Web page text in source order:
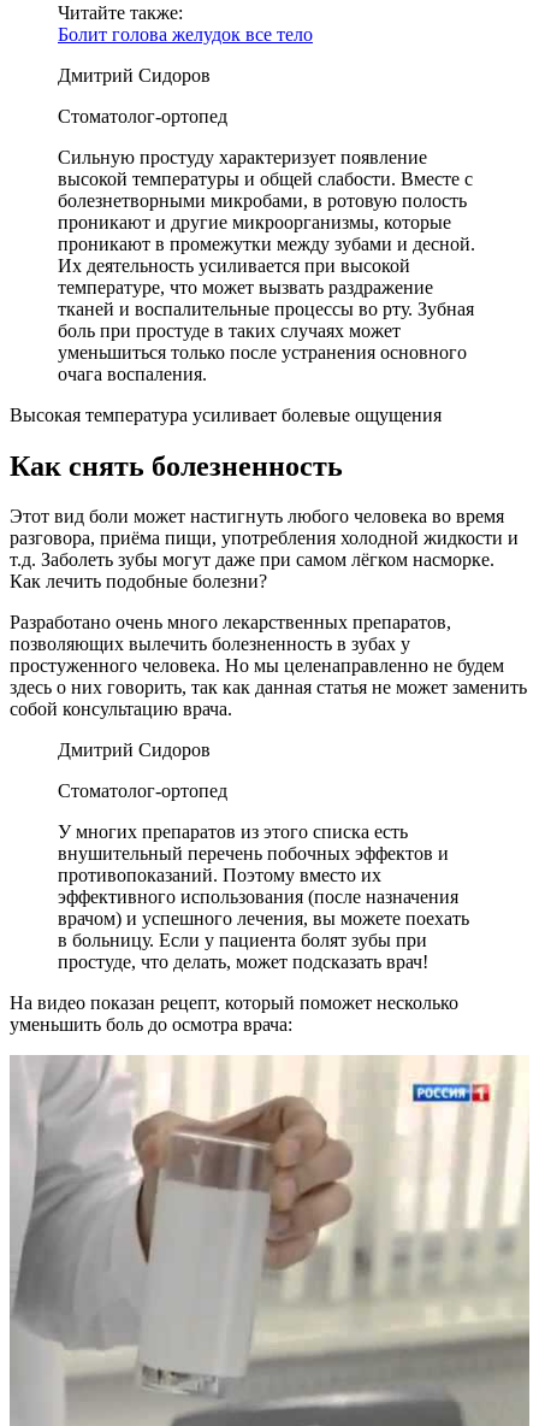
Читайте также:
Болит голова желудок все тело
Дмитрий Сидоров
Стоматолог-ортопед
Сильную простуду характеризует появление
высокой температуры и общей слабости. Вместе с
болезнетворными микробами, в ротовую полость
проникают и другие микроорганизмы, которые
проникают в промежутки между зубами и десной.
Их деятельность усиливается при высокой
температуре, что может вызвать раздражение
тканей и воспалительные процессы во рту. Зубная
боль при простуде в таких случаях может
уменьшиться только после устранения основного
очага воспаления.
Высокая температура усиливает болевые ощущения
Как снять болезненность
Этот вид боли может настигнуть любого человека во время
разговора, приёма пищи, употребления холодной жидкости и
т.д. Заболеть зубы могут даже при самом лёгком насморке.
Как лечить подобные болезни?
Разработано очень много лекарственных препаратов,
позволяющих вылечить болезненность в зубах у
простуженного человека. Но мы целенаправленно не будем
здесь о них говорить, так как данная статья не может заменить
собой консультацию врача.
Дмитрий Сидоров
Стоматолог-ортопед
У многих препаратов из этого списка есть
внушительный перечень побочных эффектов и
противопоказаний. Поэтому вместо их
эффективного использования (после назначения
врачом) и успешного лечения, вы можете поехать
в больницу. Если у пациента болят зубы при
простуде, что делать, может подсказать врач!
На видео показан рецепт, который поможет несколько
уменьшить боль до осмотра врача: